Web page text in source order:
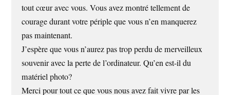
tout cœur avec vous. Vous avez montré tellement de
courage durant votre périple que vous n’en manquerez
pas maintenant.
J’espère que vous n’aurez pas trop perdu de merveilleux
souvenir avec la perte de l’ordinateur. Qu’en est-il du
matériel photo?
Merci pour tout ce que vous nous avez fait vivre par les